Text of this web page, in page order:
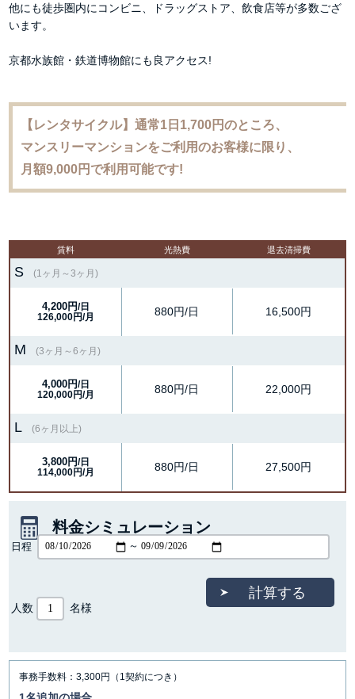
他にも徒歩圏内にコンビニ、ドラッグストア、飲食店等が多数ござ
います。
京都水族館・鉄道博物館にも良アクセス!
【レンタサイクル】通常1日1,700円のところ、
マンスリーマンションをご利用のお客様に限り、
月額9,000円で利用可能です!
賃料 光熱費 退去清掃費
S (1ヶ月～3ヶ月)
4,200円/日
126,000円/月
880円/日 16,500円
M (3ヶ月～6ヶ月)
4,000円/日
120,000円/月
880円/日 22,000円
L (6ヶ月以上)
3,800円/日
114,000円/月
880円/日 27,500円
料金シミュレーション
人数 名様
日程 ～
事務手数料：3,300円（1契約につき）